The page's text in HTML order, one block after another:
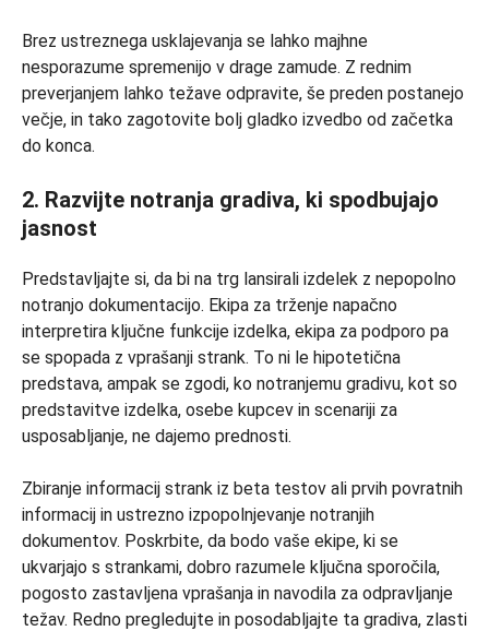
Brez ustreznega usklajevanja se lahko majhne
nesporazume spremenijo v drage zamude. Z rednim
preverjanjem lahko težave odpravite, še preden postanejo
večje, in tako zagotovite bolj gladko izvedbo od začetka
do konca.
2. Razvijte notranja gradiva, ki spodbujajo
jasnost
Predstavljajte si, da bi na trg lansirali izdelek z nepopolno
notranjo dokumentacijo. Ekipa za trženje napačno
interpretira ključne funkcije izdelka, ekipa za podporo pa
se spopada z vprašanji strank. To ni le hipotetična
predstava, ampak se zgodi, ko notranjemu gradivu, kot so
predstavitve izdelka, osebe kupcev in scenariji za
usposabljanje, ne dajemo prednosti.
Zbiranje informacij strank iz beta testov ali prvih povratnih
informacij in ustrezno izpopolnjevanje notranjih
dokumentov. Poskrbite, da bodo vaše ekipe, ki se
ukvarjajo s strankami, dobro razumele ključna sporočila,
pogosto zastavljena vprašanja in navodila za odpravljanje
težav. Redno pregledujte in posodabljajte ta gradiva, zlasti